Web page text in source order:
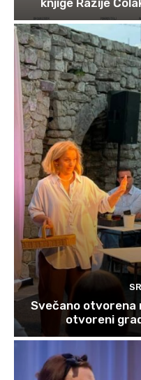
knjige Razije
Svečano otvorena
otvoreni